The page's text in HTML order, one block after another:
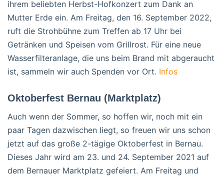
ihrem beliebten Herbst-Hofkonzert zum Dank an
Mutter Erde ein. Am Freitag, den 16. September 2022,
ruft die Strohbühne zum Treffen ab 17 Uhr bei
Getränken und Speisen vom Grillrost. Für eine neue
Wasserfilteranlage, die uns beim Brand mit abgeraucht
ist, sammeln wir auch Spenden vor Ort. Infos
Oktoberfest Bernau (Marktplatz)
Auch wenn der Sommer, so hoffen wir, noch mit ein
paar Tagen dazwischen liegt, so freuen wir uns schon
jetzt auf das große 2-tägige Oktoberfest in Bernau.
Dieses Jahr wird am 23. und 24. September 2021 auf
dem Bernauer Marktplatz gefeiert. Am Freitag und